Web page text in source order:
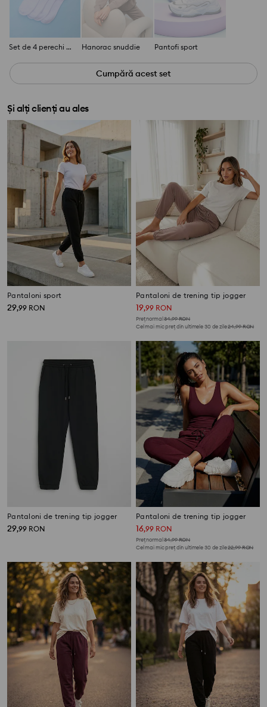
Set de 4 perechi de șosete Hanorac snuddie Pantofi sport
Cumpără acest set
Și alți clienți au ales
Pantaloni sport
29,99 RON
Pantaloni de trening tip jogger
19,99 RON
Preț normal34,99RON
Cel mai mic preț din ultimele 30 de zile24,99RON
Pantaloni de trening tip jogger
29,99 RON
Pantaloni de trening tip jogger
16,99 RON
Preț normal34,99RON
Cel mai mic preț din ultimele 30 de zile22,99RON